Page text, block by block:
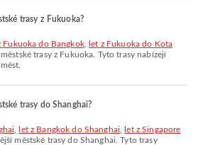
trasy z Fukuoka?
Fukuoka do Bangkok,
let z Fukuoka do Kota
trasy z Fukuoka. Tyto trasy nabízejí
trasy do Shanghai?
let z Bangkok do Shanghai
let z Singapore
městské trasy do Shanghai. Tyto trasy